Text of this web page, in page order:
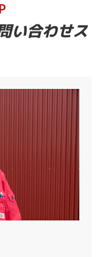
い合わせス